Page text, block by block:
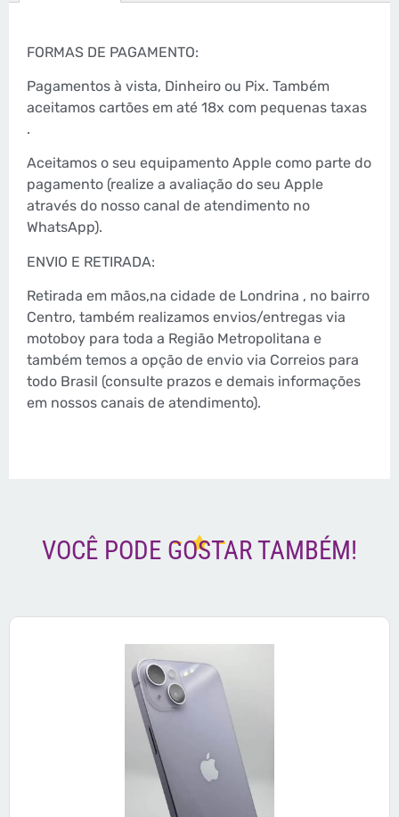
FORMAS DE PAGAMENTO:
Pagamentos à vista, Dinheiro ou Pix. Também
aceitamos cartões em até 18x com pequenas taxas
.
Aceitamos o seu equipamento Apple como parte do
pagamento (realize a avaliação do seu Apple
através do nosso canal de atendimento no
WhatsApp).
ENVIO E RETIRADA:
Retirada em mãos,na cidade de Londrina , no bairro
Centro, também realizamos envios/entregas via
motoboy para toda a Região Metropolitana e
também temos a opção de envio via Correios para
todo Brasil (consulte prazos e demais informações
em nossos canais de atendimento).
VOCÊ PODE GOSTAR TAMBÉM!